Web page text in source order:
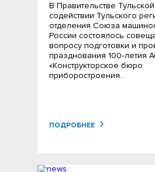
В Правительстве
содействии Тульского
отделения Союза
России состоялось
вопросу подготовки и
празднования 100‑летия
«Конструкторское бюро
приборостроения…
ПОДРОБНЕЕ